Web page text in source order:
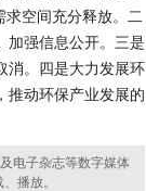
求空间充分释放。二
加强信息公开。三是
消。四是大力发展环
推动环保产业发展的
电子杂志等数字媒体
播放。